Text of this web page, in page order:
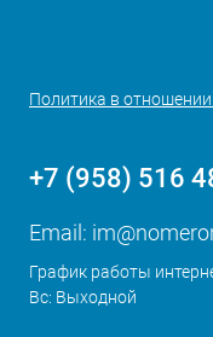
Политика в
+7 (958) 516
Email:
График работы
Вс: Выходной